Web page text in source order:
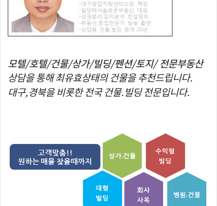
모텔/호텔/건물/상가/빌딩/펜션/토지/ 전문부동산
상담을 통해 최유효상태의 건물을 추천드립니다.
대구,경북을 비롯한 전국 건물.빌딩 전문입니다.